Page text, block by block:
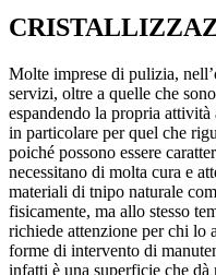
Molte imprese di pulizia,
servizi, oltre a quelle che
espandendo la propria
in particolare per quel che
poiché possono essere
necessitano di molta cura e
materiali di tnipo naturale
fisicamente, ma allo stesso
richiede attenzione per chi lo
forme di intervento di
infatti è una superficie che dà